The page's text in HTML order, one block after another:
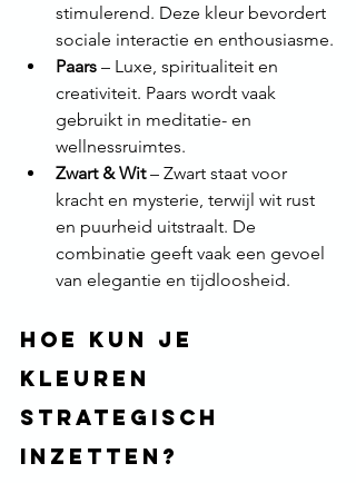
stimulerend. Deze kleur bevordert
sociale interactie en enthousiasme.
Paars – Luxe, spiritualiteit en
creativiteit. Paars wordt vaak
gebruikt in meditatie- en
wellnessruimtes.
Zwart & Wit – Zwart staat voor
kracht en mysterie, terwijl wit rust
en puurheid uitstraalt. De
combinatie geeft vaak een gevoel
van elegantie en tijdloosheid.
Hoe kun je
kleuren
strategisch
inzetten?